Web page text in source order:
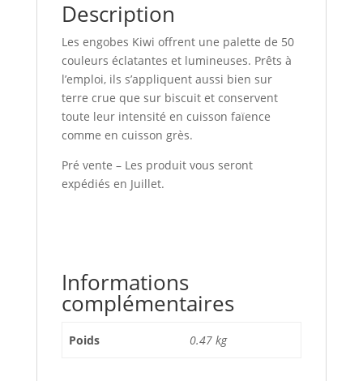
Description
Les engobes Kiwi offrent une palette de 50
couleurs éclatantes et lumineuses. Prêts à
l’emploi, ils s’appliquent aussi bien sur
terre crue que sur biscuit et conservent
toute leur intensité en cuisson faïence
comme en cuisson grès.
Pré vente – Les produit vous seront
expédiés en Juillet.
Informations
complémentaires
Poids 0.47 kg